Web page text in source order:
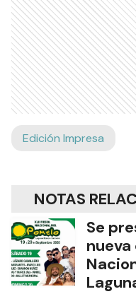
Edición Impresa
NOTAS
Se